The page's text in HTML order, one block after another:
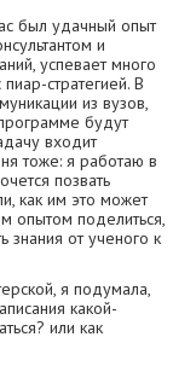
был удачный опыт
и
успевает много
стратегией. В
из вузов,
будут
входит
тоже: я работаю в
позвать
как им это может
опытом поделиться,
от ученого к
я подумала,
какой-
или как